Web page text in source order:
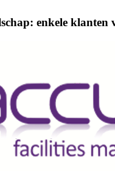
enkele klanten